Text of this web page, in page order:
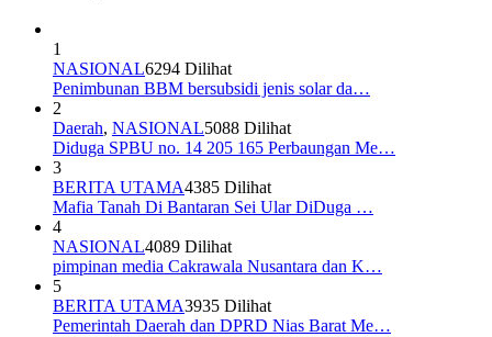
1
NASIONAL6294 Dilihat
Penimbunan BBM bersubsidi jenis solar da…
2
Daerah, NASIONAL5088 Dilihat
Diduga SPBU no. 14 205 165 Perbaungan Me…
3
BERITA UTAMA4385 Dilihat
Mafia Tanah Di Bantaran Sei Ular DiDuga …
4
NASIONAL4089 Dilihat
pimpinan media Cakrawala Nusantara dan K…
5
BERITA UTAMA3935 Dilihat
Pemerintah Daerah dan DPRD Nias Barat Me…